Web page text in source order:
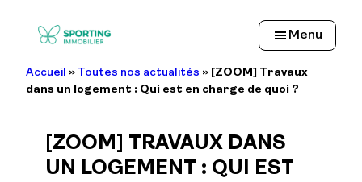
Menu
Accueil » Toutes nos actualités » [ZOOM] Travaux
dans un logement : Qui est en charge de quoi ?
[ZOOM] TRAVAUX DANS
UN LOGEMENT : QUI EST